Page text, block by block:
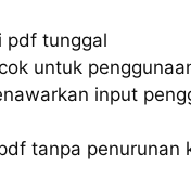
pdf tunggal
untuk
input
tanpa penurunan